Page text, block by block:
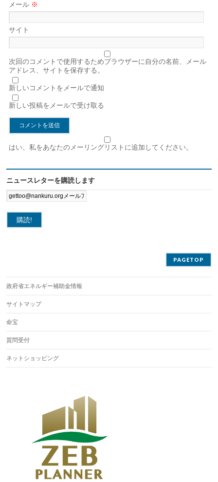
メール ※
サイト
次回のコメントで使用するためブラウザーに自分の名前、メール
アドレス、サイトを保存する。
新しいコメントをメールで通知
新しい投稿をメールで受け取る
はい、私をあなたのメーリングリストに追加してください。
ニュースレターを購読します
PAGETOP
政府省エネルギー補助金情報
サイトマップ
命宝
質問受付
ネットショッピング